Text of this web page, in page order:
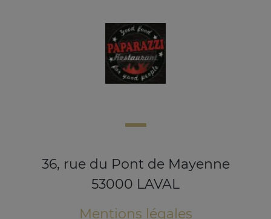
36, rue du Pont de Mayenne
53000 LAVAL
Mentions légales